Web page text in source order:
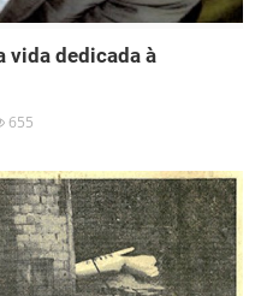
vida dedicada à
655